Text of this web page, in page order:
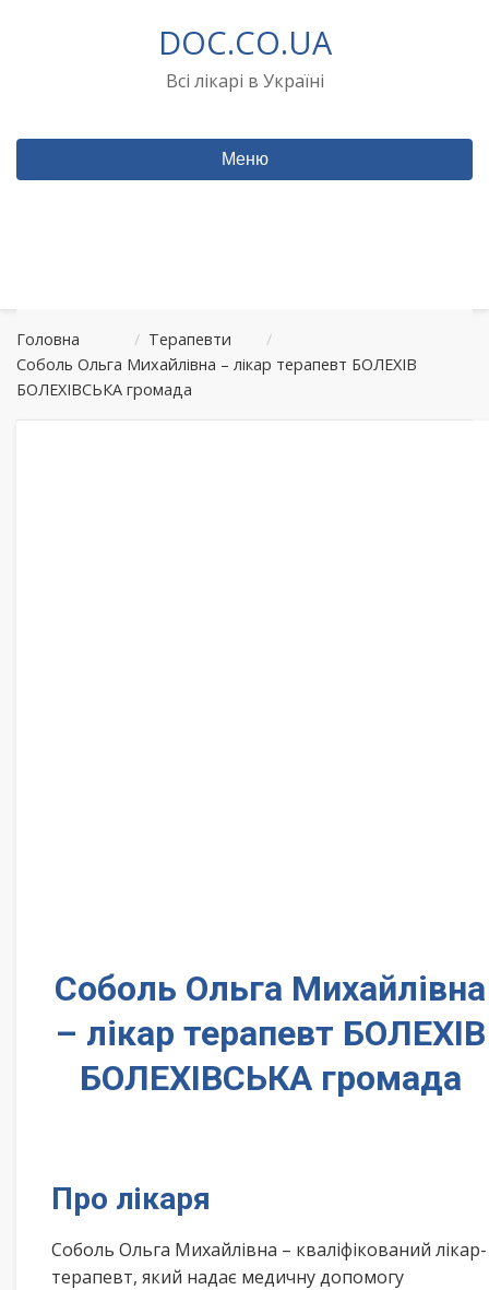
DOC.CO.UA
Всі лікарі в Україні
Меню
Головна / Терапевти
/
Соболь Ольга Михайлівна – лікар терапевт БОЛЕХІВ
БОЛЕХІВСЬКА громада
Соболь Ольга Михайлівна
– лікар терапевт БОЛЕХІВ
БОЛЕХІВСЬКА громада
Про лікаря
Соболь Ольга Михайлівна – кваліфікований лікар-
терапевт, який надає медичну допомогу